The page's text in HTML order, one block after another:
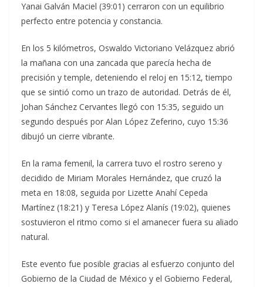
Yanai Galván Maciel (39:01) cerraron con un equilibrio
perfecto entre potencia y constancia.
En los 5 kilómetros, Oswaldo Victoriano Velázquez abrió
la mañana con una zancada que parecía hecha de
precisión y temple, deteniendo el reloj en 15:12, tiempo
que se sintió como un trazo de autoridad. Detrás de él,
Johan Sánchez Cervantes llegó con 15:35, seguido un
segundo después por Alan López Zeferino, cuyo 15:36
dibujó un cierre vibrante.
En la rama femenil, la carrera tuvo el rostro sereno y
decidido de Miriam Morales Hernández, que cruzó la
meta en 18:08, seguida por Lizette Anahí Cepeda
Martínez (18:21) y Teresa López Alanís (19:02), quienes
sostuvieron el ritmo como si el amanecer fuera su aliado
natural.
Este evento fue posible gracias al esfuerzo conjunto del
Gobierno de la Ciudad de México y el Gobierno Federal,